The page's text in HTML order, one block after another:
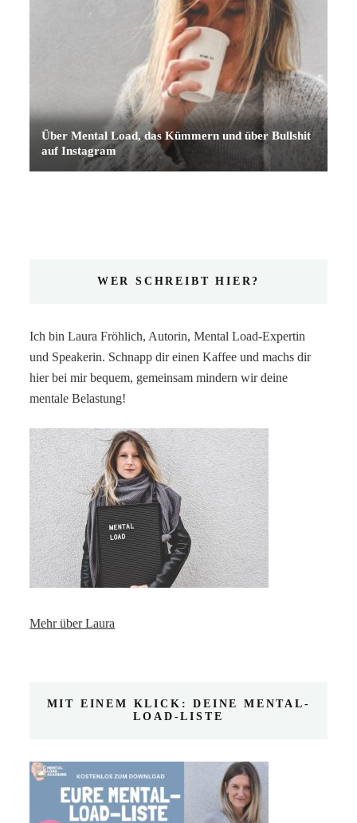
Über Mental Load, das Kümmern und über Bullshit
auf Instagram
WER SCHREIBT HIER?
Ich bin Laura Fröhlich, Autorin, Mental Load-Expertin
und Speakerin. Schnapp dir einen Kaffee und machs dir
hier bei mir bequem, gemeinsam mindern wir deine
mentale Belastung!
Mehr über Laura
MIT EINEM KLICK: DEINE MENTAL-
LOAD-LISTE